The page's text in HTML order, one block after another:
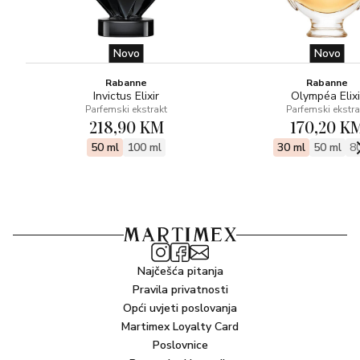
Novo
Rabanne
Invictus Elixir
Parfemski ekstrakt
218,90 KM
50 ml 100 ml
Novo
Rabanne
Olympéa
Parfemski
170,20
30 ml 50 ml
Najčešća pitanja
Pravila privatnosti
Opći uvjeti poslovanja
Martimex Loyalty Card
Poslovnice